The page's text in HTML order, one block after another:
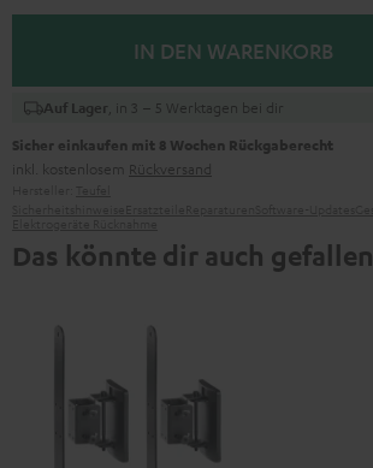
IN DEN WARENKORB
Auf Lager , in 3 – 5 Werktagen bei dir
Sicher einkaufen mit 8 Wochen Rückgaberecht
inkl. kostenlosem Rückversand
Das könnte dir auch gefallen